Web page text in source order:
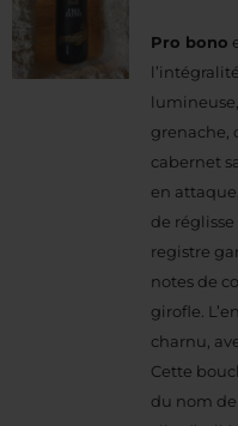
Pro bono
grenache,
cabernet
en
de
registre
notes de
girofle.
charnu,
Cette
du nom